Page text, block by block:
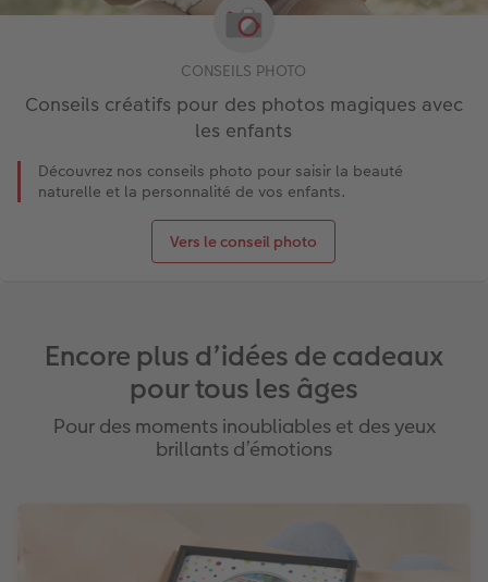
CONSEILS PHOTO
Conseils créatifs pour des photos magiques avec
les enfants
Découvrez nos conseils photo pour saisir la beauté
naturelle et la personnalité de vos enfants.
Vers le conseil photo
Encore plus d’idées de cadeaux
pour tous les âges
Pour des moments inoubliables et des yeux
brillants d’émotions